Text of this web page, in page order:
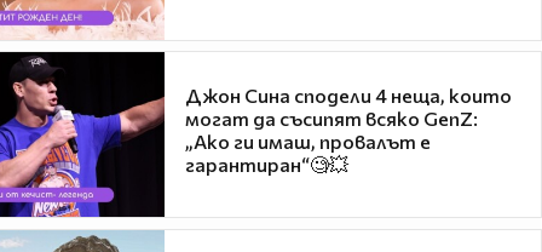
Джон Сина сподели 4 неща, които
могат да съсипят всяко GenZ:
„Ако ги имаш, провалът е
гарантиран“🧐💥